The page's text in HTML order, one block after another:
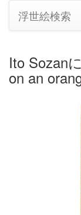
浮世絵検索
Ito Sozan
on an